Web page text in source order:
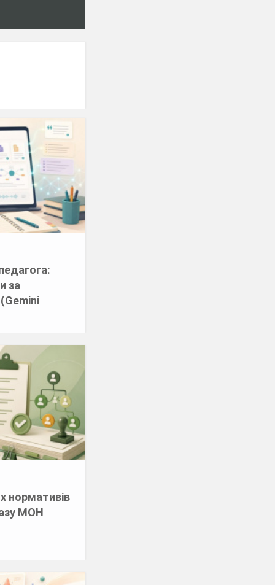
за
нормативів
МОН